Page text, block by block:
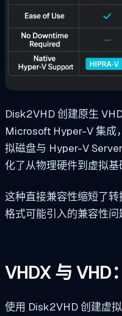
Disk2VHD 创建原生
Microsoft Hyper-V 集成
拟磁盘与 Hyper-V
化了从物理硬件到虚拟基
这种直接兼容性缩短了
格式可能引入的兼容性问
VHDX 与 VHD
使用 Disk2VHD 创建虚